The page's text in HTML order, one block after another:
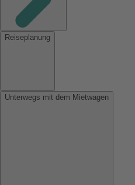
Reiseplanung
Unterwegs mit dem Mietwagen